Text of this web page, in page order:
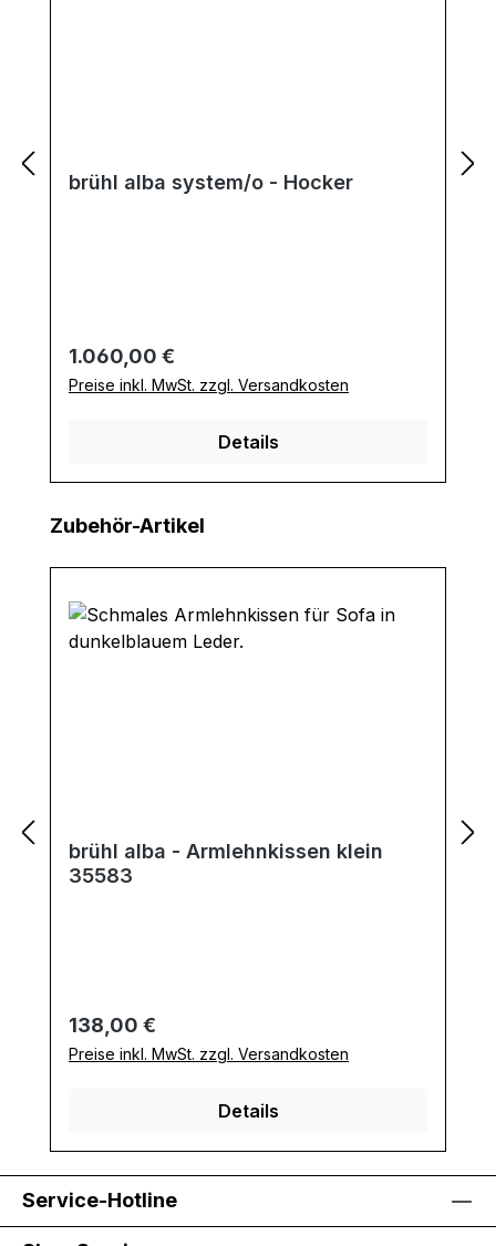
brühl alba system/o - Hocker
Regulärer Preis:
1.060,00 €
Preise inkl. MwSt. zzgl. Versandkosten
Details
Produktgalerie überspringen
Zubehör-Artikel
brühl alba - Armlehnkissen klein
35583
Regulärer Preis:
138,00 €
Preise inkl. MwSt. zzgl. Versandkosten
Details
Service-Hotline